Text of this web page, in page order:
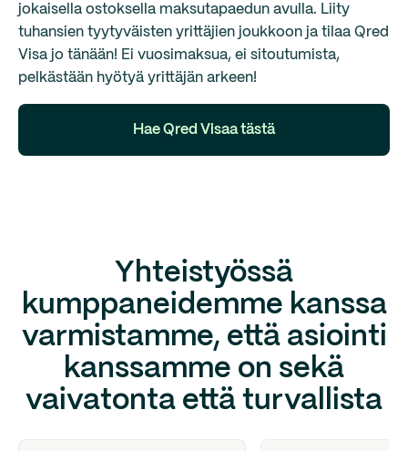
jokaisella ostoksella maksutapaedun avulla. Liity
tuhansien tyytyväisten yrittäjien joukkoon ja tilaa Qred
Visa jo tänään! Ei vuosimaksua, ei sitoutumista,
pelkästään hyötyä yrittäjän arkeen!
Hae Qred Visaa tästä
Yhteistyössä
kumppaneidemme kanssa
varmistamme, että asiointi
kanssamme on sekä
vaivatonta että turvallista